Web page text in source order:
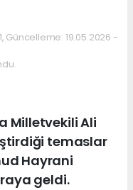
Güncelleme: 19.05.2026 -
Milletvekili Ali
temaslar
Hayrani
geldi.